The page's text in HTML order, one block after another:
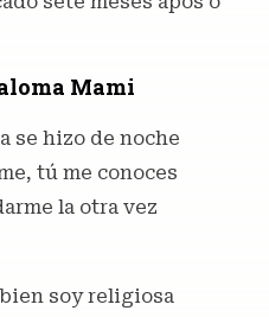
Mami
se hizo de noche
tú me conoces
la otra vez
soy religiosa